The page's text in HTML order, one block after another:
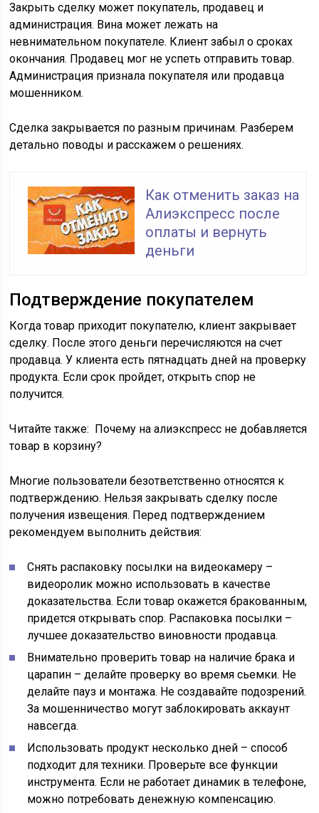
Закрыть сделку может покупатель, продавец и
администрация. Вина может лежать на
невнимательном покупателе. Клиент забыл о сроках
окончания. Продавец мог не успеть отправить товар.
Администрация признала покупателя или продавца
мошенником.
Сделка закрывается по разным причинам. Разберем
детально поводы и расскажем о решениях.
Как отменить заказ на
Алиэкспресс после
оплаты и вернуть
деньги
Подтверждение покупателем
Когда товар приходит покупателю, клиент закрывает
сделку. После этого деньги перечисляются на счет
продавца. У клиента есть пятнадцать дней на проверку
продукта. Если срок пройдет, открыть спор не
получится.
Читайте также: Почему на алиэкспресс не добавляется
товар в корзину?
Многие пользователи безответственно относятся к
подтверждению. Нельзя закрывать сделку после
получения извещения. Перед подтверждением
рекомендуем выполнить действия:
Снять распаковку посылки на видеокамеру –
видеоролик можно использовать в качестве
доказательства. Если товар окажется бракованным,
придется открывать спор. Распаковка посылки –
лучшее доказательство виновности продавца.
Внимательно проверить товар на наличие брака и
царапин – делайте проверку во время сьемки. Не
делайте пауз и монтажа. Не создавайте подозрений.
За мошенничество могут заблокировать аккаунт
навсегда.
Использовать продукт несколько дней – способ
подходит для техники. Проверьте все функции
инструмента. Если не работает динамик в телефоне,
можно потребовать денежную компенсацию.